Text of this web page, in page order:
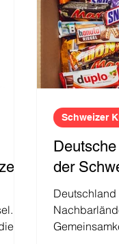
Deutsche
der
Schweizer